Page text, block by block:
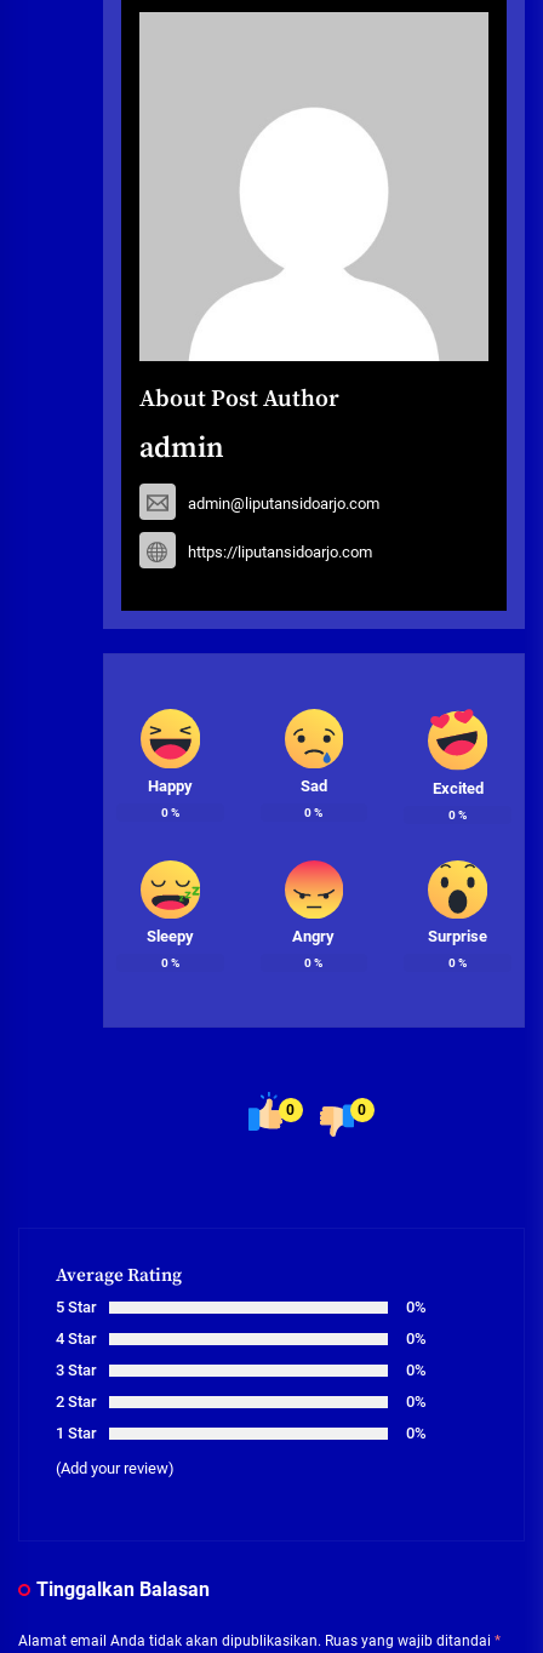
About Post Author
admin
admin@liputansidoarjo.com
https://liputansidoarjo.com
Happy
0%
Sad
0%
Excited
0%
Sleepy
0%
Angry
0%
Surprise
0%
0 0
Average Rating
5 Star
0%
4 Star
0%
3 Star
0%
2 Star
0%
1 Star
0%
(Add your review)
Tinggalkan Balasan
Alamat email Anda tidak akan dipublikasikan. Ruas yang wajib ditandai *